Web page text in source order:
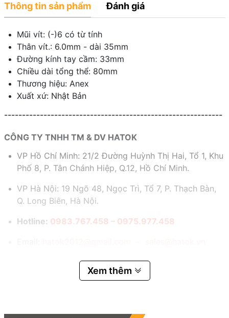
Thông tin sản phẩm Đánh giá
Mũi vít: (-)6 có từ tính
Thân vít.: 6.0mm - dài 35mm
Đường kính tay cầm: 33mm
Chiều dài tổng thể: 80mm
Thương hiệu: Anex
Xuất xứ: Nhật Bản
-------------------------------------------------------------
CÔNG TY TNHH TM & DV HATOK
VP Hồ Chí Minh: 21/2 Đường Huỳnh Thị Hai, Tổ 1, Khu
Phố 8, P. Tân Chánh Hiệp, Q.12, Hồ Chí Minh.
VP Hà Nội: 19 Ngõ 48, Ngọc Trì, Tổ 7, P. Thạch Bàn,
Q. Long Biên, Hà Nội.
Hotline: 0983.767.458 – 0975.977.458
Xem thêm